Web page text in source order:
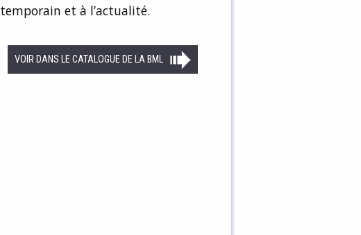
et à l’actualité.
VOIR DANS LE CATALOGUE DE LA BML